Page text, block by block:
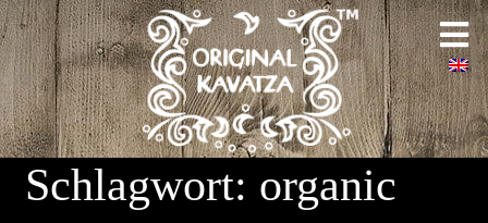
Zur
Navigation
springen
Zum
Inhalt
springen
Startseite
Über uns
Galerie
Schlagwort: organic